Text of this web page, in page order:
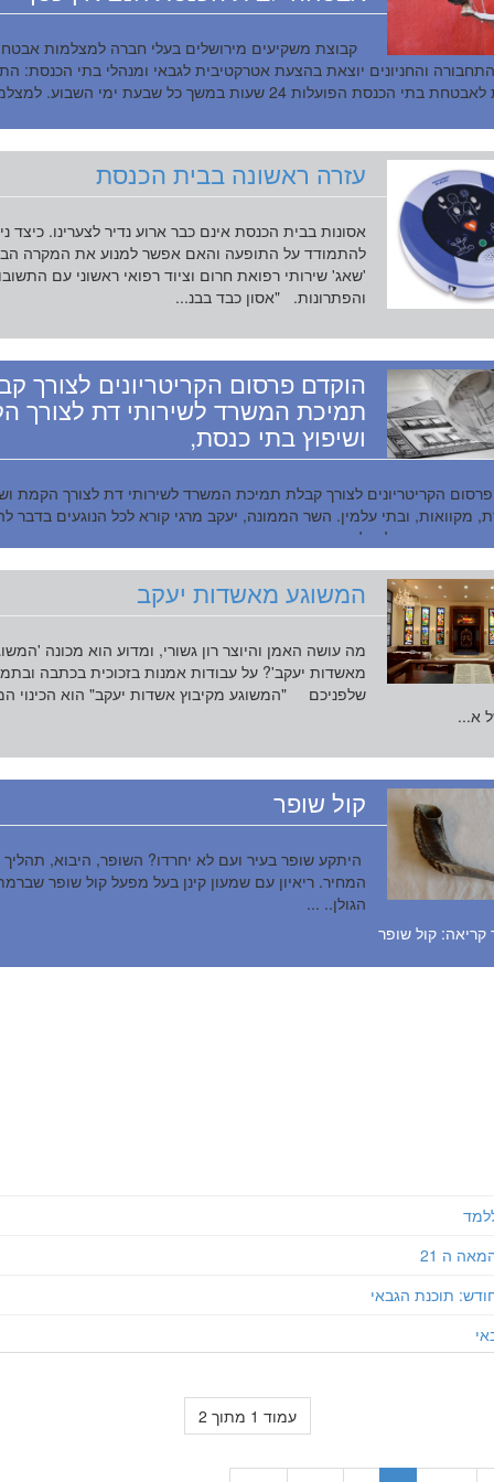
קבוצת משקיעים מירושלים בעלי חברה למצלמות
והחניונים יוצאת בהצעת אטרקטיבית לגבאי ומנהלי בתי הכנסת:
הכנסת הפועלות 24 שעות במשך כל שבעת ימי השבוע. למצלמ...
עזרה ראשונה בבית הכנסת
אסונות בבית הכנסת אינם כבר ארוע נדיר לצערינו. כיצד
להתמודד על התופעה והאם אפשר למנוע את המקרה
'שאג' שירותי רפואת חרום וציוד רפואי ראשוני עם
והפתרונות. "אסון כבד בבנ...
הוקדם פרסום הקריטריונים לצורך
תמיכת המשרד לשירותי דת לצורך
ושיפוץ בתי כנסת,
הקריטריונים לצורך קבלת תמיכת המשרד לשירותי דת לצורך הקמת
מקוואות, ובתי עלמין. השר הממונה, יעקב מרגי קורא לכל הנוגעים בדבר
הבקשה כדי לקבל תגובה מהירה...
המשוגע מאשדות יעקב
מה עושה האמן והיוצר רון גשורי, ומדוע הוא מכונה
מאשדות יעקב'? על עבודות אמנות בזכוכית בכתבה
שלפניכם "המשוגע מקיבוץ אשדות יעקב" הוא הכינוי
א...
קול שופר
היתקע שופר בעיר ועם לא יחרדו? השופר, היבוא, תהליך
המחיר. ריאיון עם שמעון קינן בעל מפעל קול שופר
הגולן.. ...
קול שופר
ה 21
תוכנת הגבאי
עמוד 1 מתוך 2